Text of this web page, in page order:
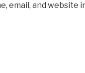
email, and